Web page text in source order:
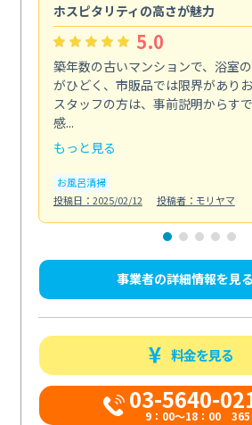
ホスピタリティの高さが魅力
5.0
築年数の古いマンションで、浴室
がひどく、市販品では限界があり
スタッフの方は、事前説明からす
感...
もっと見る
お風呂清掃
投稿日：2025/02/12
投稿者：モリヤマ
事業者の詳細情報を見る
料金を見る
03-5640-
9：00～18：00 365